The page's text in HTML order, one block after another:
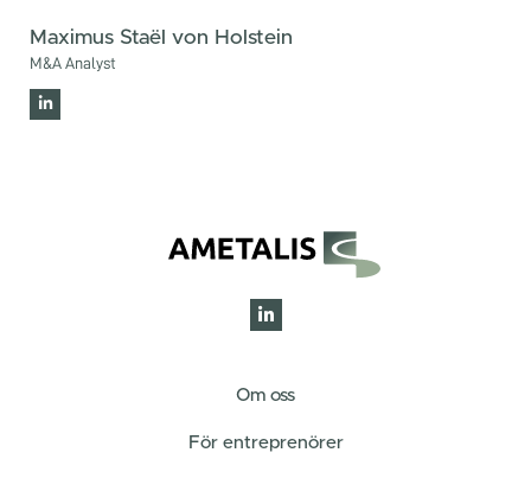
Maximus Staël von Holstein
M&A Analyst
Om oss
För entreprenörer